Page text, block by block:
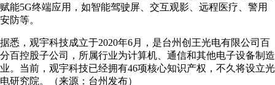
赋能5G终端应用，如智能驾驶屏、交互观影、远程医疗、警用
安防等。
据悉，观宇科技成立于2020年6月，是台州创王光电有限公司百
分百控股子公司，所属行业为计算机、通信和其他电子设备制造
业。当前，观宇科技已经拥有46项核心知识产权，不久将设立光
电研究院。（来源：台州发布）